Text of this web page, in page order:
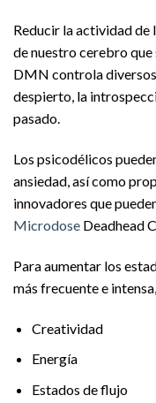
Reducir la actividad de
de nuestro cerebro que
DMN controla
despierto, la
pasado.
Los psicodélicos
ansiedad, así como
innovadores que
Microdose Deadhead
Para aumentar los
más frecuente e
Creatividad
Energía
Estados de flujo